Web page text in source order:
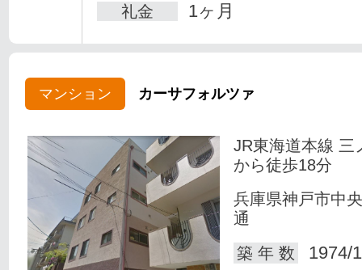
礼金 1ヶ月
マンション カーサフォルツァ
JR東海道本線 三
から徒歩18分
兵庫県神戸市中
通
築 年 数
1974/